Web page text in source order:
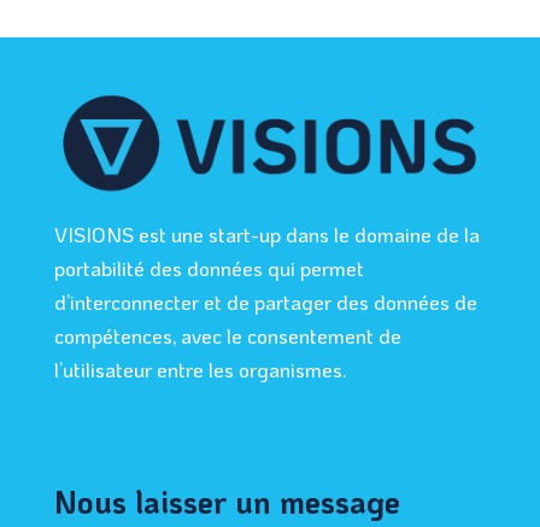
VISIONS est une start-up dans le domaine de la
portabilité des données qui permet
d’interconnecter et de partager des données de
compétences, avec le consentement de
l’utilisateur entre les organismes.
Nous laisser un message